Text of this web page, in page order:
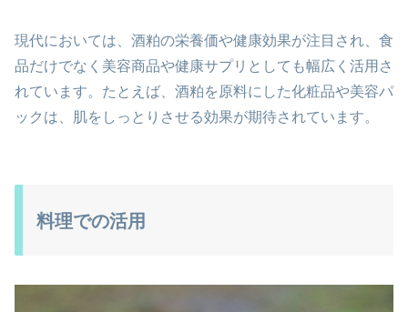
現代においては、酒粕の栄養価や健康効果が注目され、食
品だけでなく美容商品や健康サプリとしても幅広く活用さ
れています。たとえば、酒粕を原料にした化粧品や美容パ
ックは、肌をしっとりさせる効果が期待されています。
料理での活用